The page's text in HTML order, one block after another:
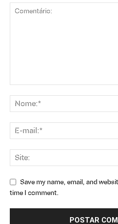
Save my name, email, and
time I comment.